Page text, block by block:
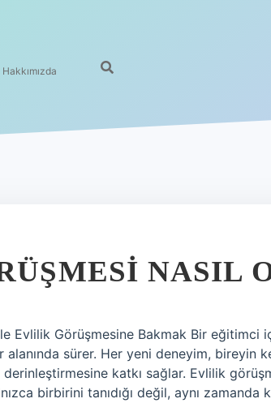
Hakkımızda
NASIL
Evlilik Görüşmesine Bakmak Bir eğitimci
alanında sürer. Her yeni deneyim, bireyin
derinleştirmesine katkı sağlar. Evlilik
birbirini tanıdığı değil, aynı zamanda